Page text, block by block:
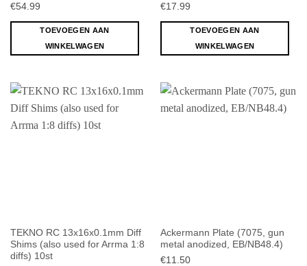
€54.99
TOEVOEGEN AAN
WINKELWAGEN
€17.99
TOEVOEGEN AAN
WINKELWAGEN
TEKNO RC 13x16x0.1mm Diff
Shims (also used for Arrma 1:8
diffs) 10st
Ackermann Plate (7075, gun
metal anodized, EB/NB48.4)
€11.50